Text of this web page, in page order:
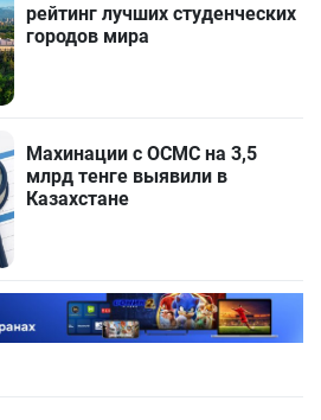
рейтинг лучших студенческих
городов мира
Махинации с ОСМС на 3,5
млрд тенге выявили в
Казахстане